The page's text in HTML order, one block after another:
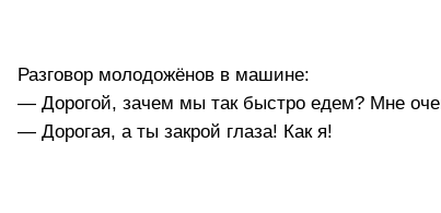
Разговор молодожёнов в машине:
— Дорогой, зачем мы так быстро едем? Мне
— Дорогая, а ты закрой глаза! Как я!